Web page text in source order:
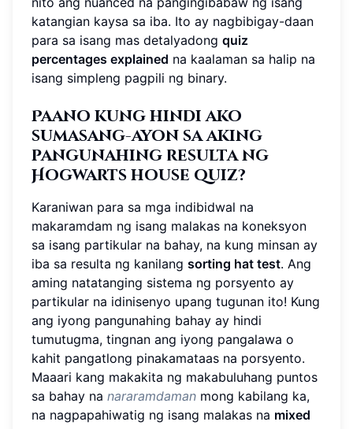
katangian kaysa sa iba. Ito ay nagbibigay-daan
para sa isang mas detalyadong quiz
percentages explained na kaalaman sa halip na
isang simpleng pagpili ng binary.
Paano kung hindi ako
sumasang-ayon sa aking
pangunahing resulta ng
Hogwarts house quiz?
Karaniwan para sa mga indibidwal na
makaramdam ng isang malakas na koneksyon
sa isang partikular na bahay, na kung minsan ay
iba sa resulta ng kanilang sorting hat test. Ang
aming natatanging sistema ng porsyento ay
partikular na idinisenyo upang tugunan ito! Kung
ang iyong pangunahing bahay ay hindi
tumutugma, tingnan ang iyong pangalawa o
kahit pangatlong pinakamataas na porsyento.
Maaari kang makakita ng makabuluhang puntos
sa bahay na nararamdaman mong kabilang ka,
na nagpapahiwatig ng isang malakas na mixed